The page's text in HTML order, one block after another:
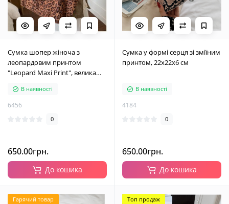
Сумка шопер жіноча з
леопардовим принтом
"Leopard Maxi Print", велика
кольори, 57х33х20 см
В наявності
6456
0
650.00грн.
До кошика
Сумка у формі серця зі зміїним
принтом, 22х22х6 см
В наявності
4184
0
650.00грн.
До кошика
Гарячий товар
Топ продаж